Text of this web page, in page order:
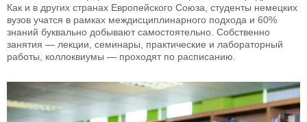
Как и в других странах Европейского Союза, студенты немецких
вузов учатся в рамках междисциплинарного подхода и 60%
знаний буквально добывают самостоятельно. Собственно
занятия — лекции, семинары, практические и лабораторный
работы, коллоквиумы — проходят по расписанию.